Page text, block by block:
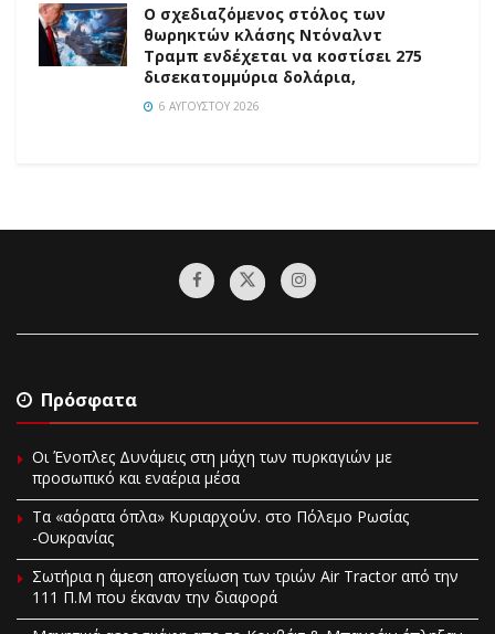
Ο σχεδιαζόμενος στόλος των
θωρηκτών κλάσης Ντόναλντ
Τραμπ ενδέχεται να κοστίσει 275
δισεκατομμύρια δολάρια,
6 ΑΥΓΟΎΣΤΟΥ 2026
Πρόσφατα
Οι Ένοπλες Δυνάμεις στη μάχη των πυρκαγιών με
προσωπικό και εναέρια μέσα
Τα «αόρατα όπλα» Κυριαρχούν. στο Πόλεμο Ρωσίας
-Ουκρανίας
Σωτήρια η άμεση απογείωση των τριών Air Tractor από την
111 Π.M που έκαναν την διαφορά